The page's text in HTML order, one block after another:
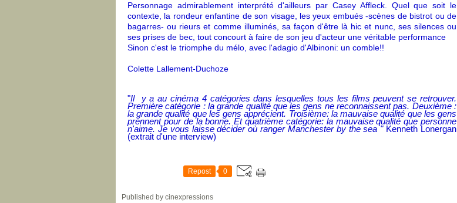
Personnage admirablement interprété d'ailleurs par Casey Affleck. Quel que soit le
contexte, la rondeur enfantine de son visage, les yeux embués -scènes de bistrot ou de
bagarres- ou rieurs et comme illuminés, sa façon d'être là hic et nunc, ses silences ou
ses prises de bec, tout concourt à faire de son jeu d'acteur une véritable performance
Sinon c'est le triomphe du mélo, avec l'adagio d'Albinoni: un comble!!
Colette Lallement-Duchoze
"Il y a au cinéma 4 catégories dans lesquelles tous les films peuvent se retrouver.
Première catégorie : la grande qualité que les gens ne reconnaissent pas. Deuxième :
la grande qualité que les gens apprécient. Troisième: la mauvaise qualité que les gens
prennent pour de la bonne. Et quatrième catégorie: la mauvaise qualité que personne
n'aime. Je vous laisse décider où ranger Manchester by the sea " Kenneth Lonergan
(extrait d'une interview)
Repost 0
Published by cinexpressions